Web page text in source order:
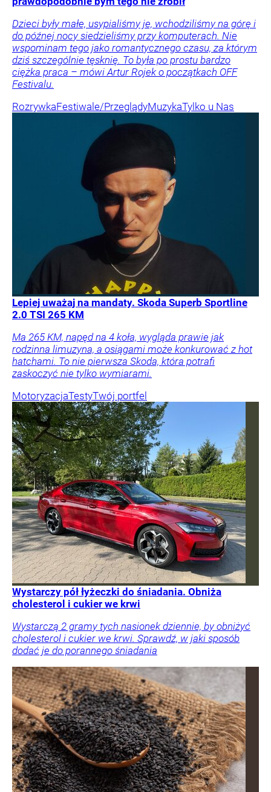
Dzieci były małe, usypialiśmy je, wchodziliśmy na górę i
do późnej nocy siedzieliśmy przy komputerach. Nie
wspominam tego jako romantycznego czasu, za którym
dziś szczególnie tęsknię. To była po prostu bardzo
ciężka praca – mówi Artur Rojek o początkach OFF
Festivalu.
RozrywkaFestiwale/PrzeglądyMuzykaTylko u Nas
Lepiej uważaj na mandaty. Skoda Superb Sportline
2.0 TSI 265 KM
Ma 265 KM, napęd na 4 koła, wygląda prawie jak
rodzinna limuzyna, a osiągami może konkurować z hot
hatchami. To nie pierwsza Skoda, która potrafi
zaskoczyć nie tylko wymiarami.
MotoryzacjaTestyTwój portfel
Wystarczy pół łyżeczki do śniadania. Obniża
cholesterol i cukier we krwi
Wystarczą 2 gramy tych nasionek dziennie, by obniżyć
cholesterol i cukier we krwi. Sprawdź, w jaki sposób
dodać je do porannego śniadania